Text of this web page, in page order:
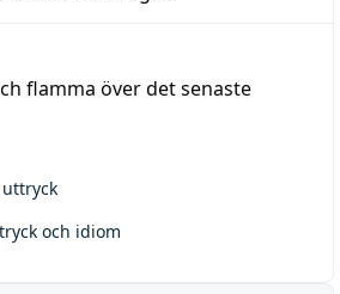
flamma över det senaste
och idiom